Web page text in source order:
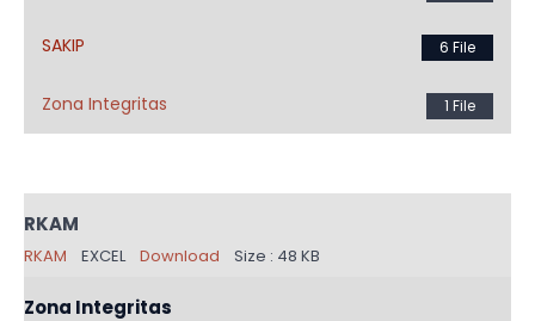
SAKIP 6 File
Zona Integritas 1 File
RKAM
RKAM EXCEL Download Size : 48 KB
Zona Integritas